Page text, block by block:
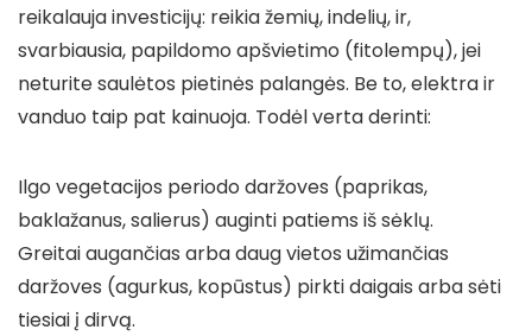
reikalauja investicijų: reikia žemių, indelių, ir,
svarbiausia, papildomo apšvietimo (fitolempų), jei
neturite saulėtos pietinės palangės. Be to, elektra ir
vanduo taip pat kainuoja. Todėl verta derinti:
Ilgo vegetacijos periodo daržoves (paprikas,
baklažanus, salierus) auginti patiems iš sėklų.
Greitai augančias arba daug vietos užimančias
daržoves (agurkus, kopūstus) pirkti daigais arba sėti
tiesiai į dirvą.